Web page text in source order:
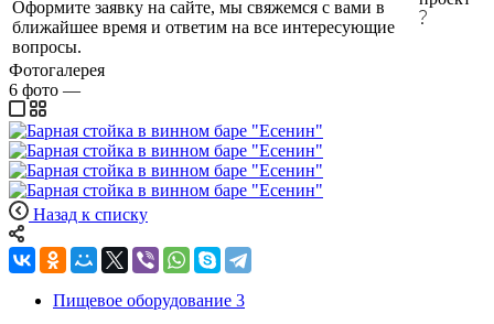
Оформите заявку на сайте, мы свяжемся с вами в
ближайшее время и ответим на все интересующие
вопросы.
Фотогалерея
6 фото —
Назад к списку
Пищевое оборудование 3